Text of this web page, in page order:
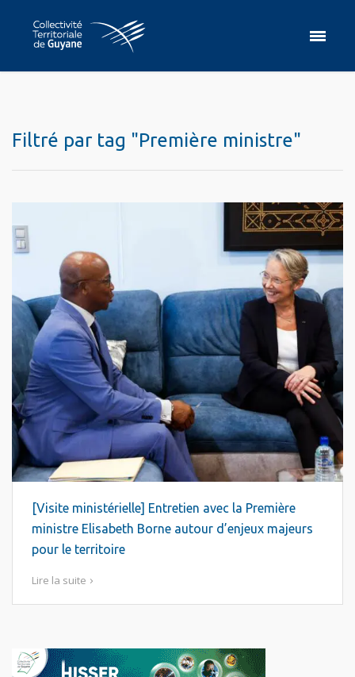
Filtré par tag "Première ministre"
[Visite ministérielle] Entretien avec la Première
ministre Elisabeth Borne autour d’enjeux majeurs
pour le territoire
Lire la suite